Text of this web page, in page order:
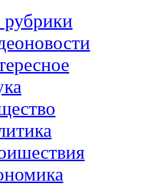
рубрики